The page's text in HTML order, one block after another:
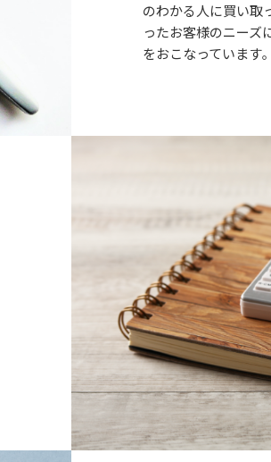
のわかる人に買い取
ったお客様のニーズ
をおこなっています｡